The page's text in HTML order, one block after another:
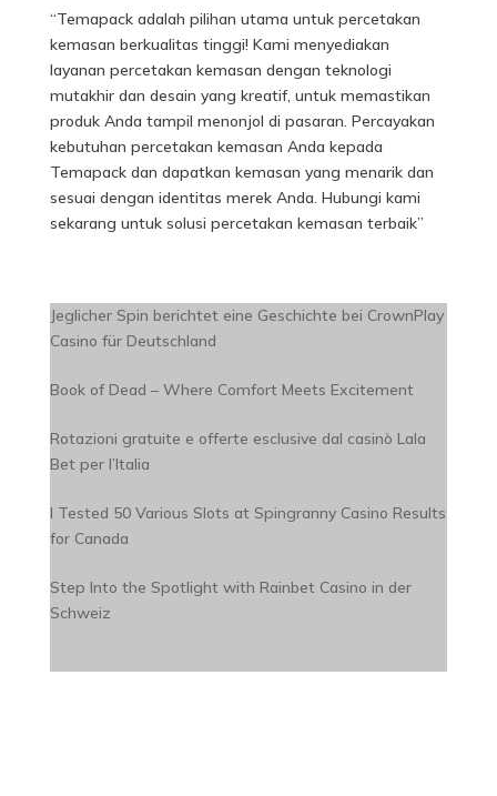
“Temapack adalah pilihan utama untuk percetakan
kemasan berkualitas tinggi! Kami menyediakan
layanan percetakan kemasan dengan teknologi
mutakhir dan desain yang kreatif, untuk memastikan
produk Anda tampil menonjol di pasaran. Percayakan
kebutuhan percetakan kemasan Anda kepada
Temapack dan dapatkan kemasan yang menarik dan
sesuai dengan identitas merek Anda. Hubungi kami
sekarang untuk solusi percetakan kemasan terbaik”
Jeglicher Spin berichtet eine Geschichte bei CrownPlay
Casino für Deutschland
Book of Dead – Where Comfort Meets Excitement
Rotazioni gratuite e offerte esclusive dal casinò Lala
Bet per l’Italia
I Tested 50 Various Slots at Spingranny Casino Results
for Canada
Step Into the Spotlight with Rainbet Casino in der
Schweiz